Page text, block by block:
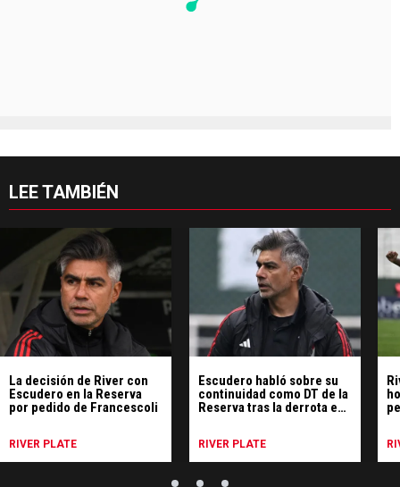
LEE TAMBIÉN
La decisión de River con
Escudero en la Reserva
por pedido de Francescoli
RIVER PLATE
Escudero habló sobre su
continuidad como DT de la
Reserva tras la derrota en
RIVER PLATE